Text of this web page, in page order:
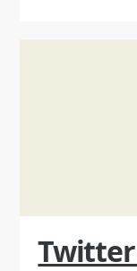
Twitter